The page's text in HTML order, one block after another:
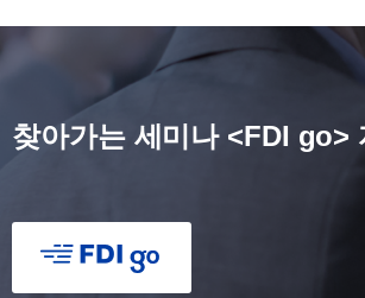
찾아가는 세미나 <FDI go>